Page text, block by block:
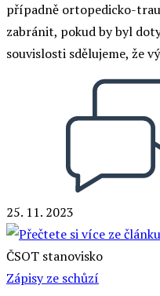
případně ortopedicko-
zabránit, pokud by byl
souvislosti sdělujeme, že
25. 11. 2023
ČSOT stanovisko
Zápisy ze schůzí